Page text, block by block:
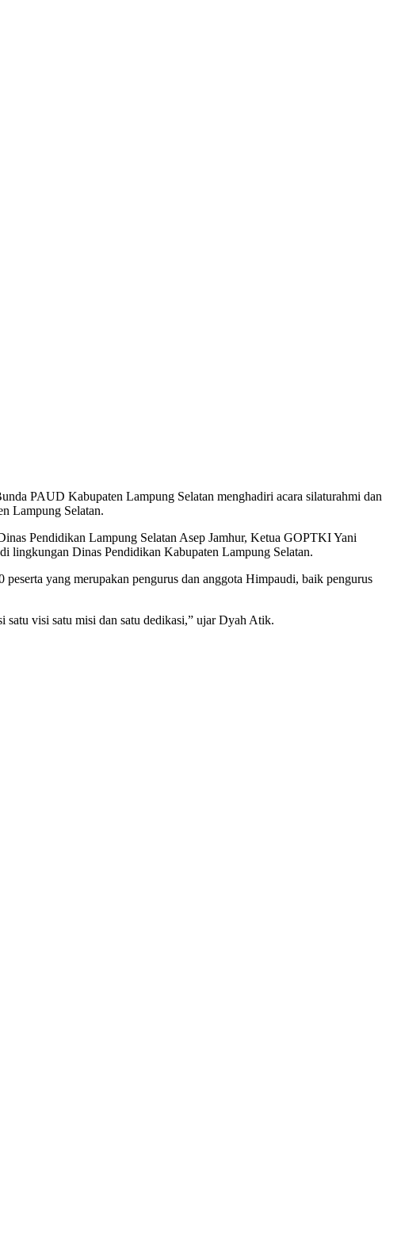
PAUD Kabupaten Lampung Selatan menghadiri acara silaturahmi dan
Lampung Selatan.
Pendidikan Lampung Selatan Asep Jamhur, Ketua GOPTKI Yani
Dinas Pendidikan Kabupaten Lampung Selatan.
yang merupakan pengurus dan anggota Himpaudi, baik pengurus
satu visi satu misi dan satu dedikasi,” ujar Dyah Atik.